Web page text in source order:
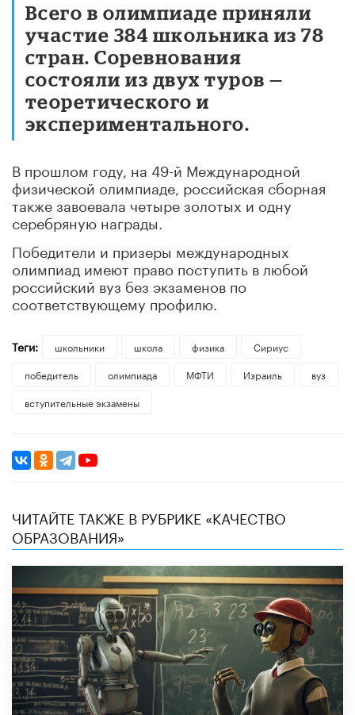
Всего в олимпиаде приняли
участие 384 школьника из 78
стран. Соревнования
состояли из двух туров —
теоретического и
экспериментального.
В прошлом году, на 49-й Международной
физической олимпиаде, российская сборная
также завоевала четыре золотых и одну
серебряную награды.
Победители и призеры международных
олимпиад имеют право поступить в любой
российский вуз без экзаменов по
соответствующему профилю.
Теги: школьники школа физика
Сириус
победитель
олимпиада МФТИ Израиль
вуз
вступительные экзамены
ЧИТАЙТЕ ТАКЖЕ В РУБРИКЕ «КАЧЕСТВО
ОБРАЗОВАНИЯ»